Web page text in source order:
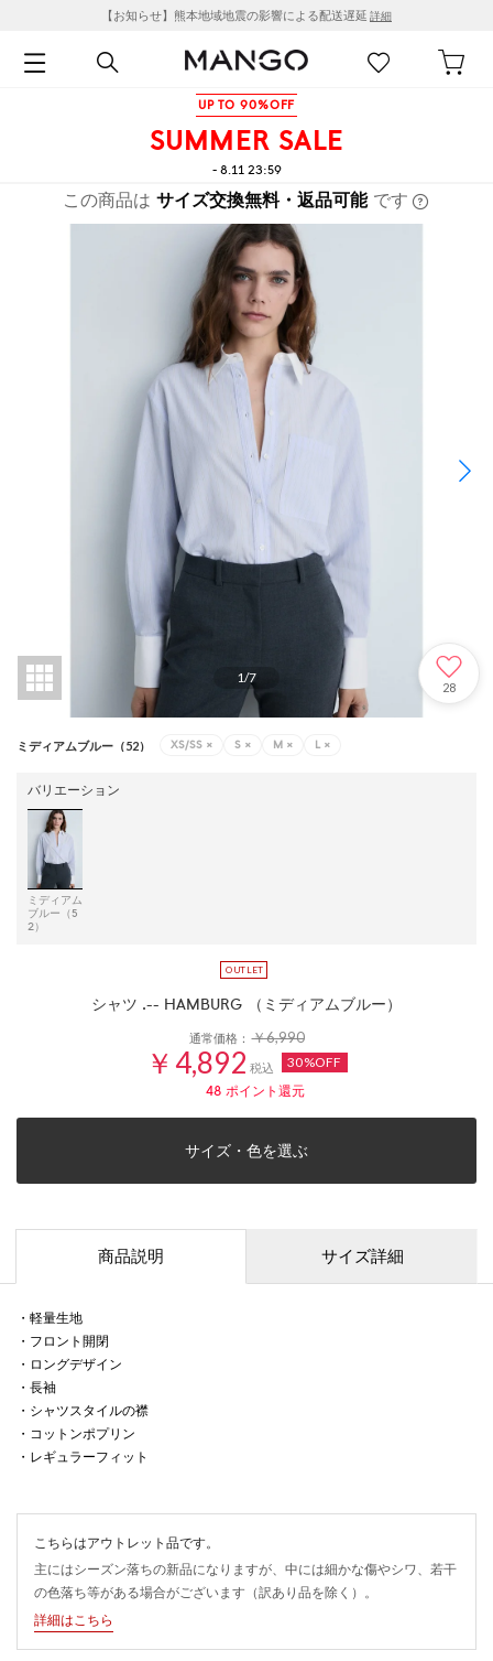
【お知らせ】熊本地域地震の影響による配送遅延 詳細
UP TO 90%OFF
SUMMER SALE
- 8.11 23:59
この商品は サイズ交換無料・返品可能 です
1/7
28
ミディアムブルー（52） XS/SS × S × M × L ×
バリエーション
ミディアム
ブルー（5
2）
シャツ .-- HAMBURG （ミディアムブルー）
通常価格：￥6,990
￥4,892 税込 30%OFF
48ポイント還元
サイズ・色を選ぶ
商品説明 サイズ詳細
・軽量生地
・フロント開閉
・ロングデザイン
・長袖
・シャツスタイルの襟
・コットンポプリン
・レギュラーフィット
こちらはアウトレット品です。
主にはシーズン落ちの新品になりますが、中には細かな傷やシワ、若干
の色落ち等がある場合がございます（訳あり品を除く）。
詳細はこちら